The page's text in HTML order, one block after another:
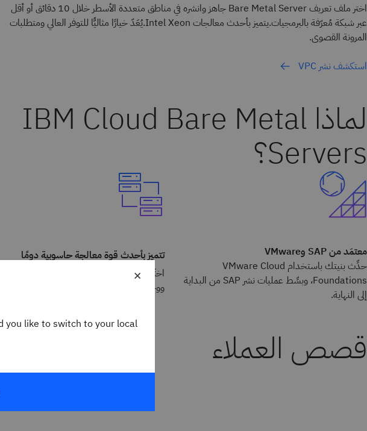
اختر ملف تعريف Bare Metal Server جاهز وانشره في مناطق متعددة الأسطر خلال 10 دقائق أو أقل
عبر شبكة مُعرّفة بالبرمجيات.يتميز بأحدث معالجات Intel Xeon.يُعَدّ خيارًا مثاليًّا للتوفر العالي ومتطلبات
المرونة القصوى.
استكشف نشر VPC
لماذا IBM Cloud Bare Metal
Servers؟
معتمَد من SAP وVMware
حدِّث بنيتك باستخدام VMware Cloud
Foundations، وبسِّط عمليات نشر SAP من البداية
إلى النهاية.
تتميز بأحدث قوة معالجة حاسوبية دومًا
ووحدات المعالجة المركزية من Intel وAMD.
قصص العملاء
×
you like to switch to your local